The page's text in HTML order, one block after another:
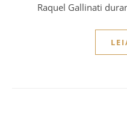
Raquel Gallinati